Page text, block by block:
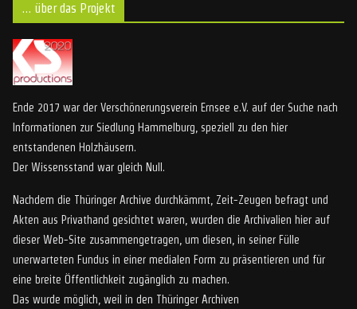
… über das Projekt
Ende 2017 war der Verschönerungsverein Ernsee e.V. auf der Suche nach
Informationen zur Siedlung Hammelburg, speziell zu den hier
entstandenen Holzhäusern.
Der Wissensstand war gleich Null.
Nachdem die Thüringer Archive durchkämmt, Zeit-Zeugen befragt und
Akten aus Privathand gesichtet waren, wurden die Archivalien hier auf
dieser Web-Site zusammengetragen, um diesen, in seiner Fülle
unerwarteten Fundus in einer medialen Form zu präsentieren und für
eine breite Öffentlichkeit zugänglich zu machen.
Das wurde möglich, weil in den Thüringer Archiven